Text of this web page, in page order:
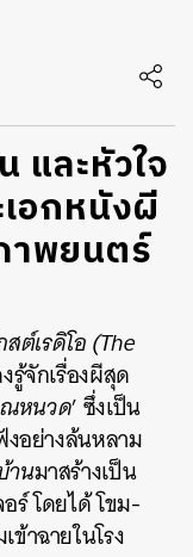
ละหัวใจ
อกหนังผี
พยนตร์
สต์เรดิโอ (The
รู้จักเรื่องผีสุด
หนวด’ ซึ่งเป็น
อย่างล้นหลาม
านมาสร้างเป็น
ร์ โดยได้ โขม-
ข้าฉายในโรง